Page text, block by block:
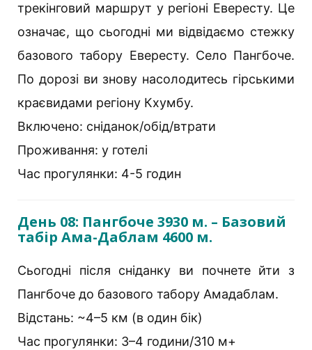
трекінговий маршрут у регіоні Евересту. Це
означає, що сьогодні ми відвідаємо стежку
базового табору Евересту. Село Пангбоче.
По дорозі ви знову насолодитесь гірськими
краєвидами регіону Кхумбу.
Включено: сніданок/обід/втрати
Проживання: у готелі
Час прогулянки: 4-5 годин
День 08: Пангбоче 3930 м. – Базовий
табір Ама-Даблам 4600 м.
Сьогодні після сніданку ви почнете йти з
Пангбоче до базового табору Амадаблам.
Відстань: ~4–5 км (в один бік)
Час прогулянки: 3–4 години/310 м+